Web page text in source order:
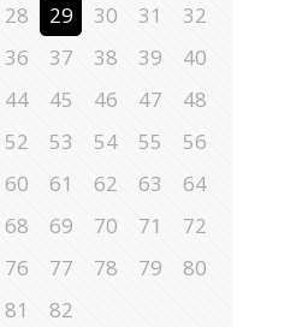
28 29 30 31
32
36 37 38 39
40
44 45 46 47
48
52 53 54 55
56
60 61 62 63
64
68 69 70 71
72
76 77 78 79
80
81
82